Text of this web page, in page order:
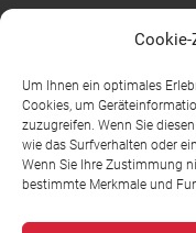
Cookie-
Um Ihnen ein optimales
Cookies, um
zuzugreifen. Wenn Sie
wie das Surfverhalten oder
Wenn Sie Ihre Zustimmung
bestimmte Merkmale und
Sa. 5.9. + So.
Weingut Häußer
Sa. 17.10.
Weingut Häußer